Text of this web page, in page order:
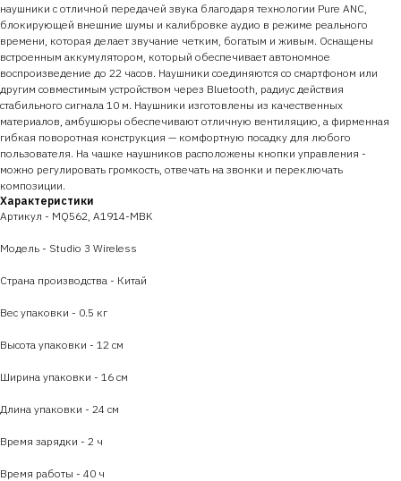
наушники с отличной передачей звука благодаря технологии Pure ANC,
блокирующей внешние шумы и калибровке аудио в режиме реального
времени, которая делает звучание четким, богатым и живым. Оснащены
встроенным аккумулятором, который обеспечивает автономное
воспроизведение до 22 часов. Наушники соединяются со смартфоном или
другим совместимым устройством через Bluetooth, радиус действия
стабильного сигнала 10 м. Наушники изготовлены из качественных
материалов, амбушюры обеспечивают отличную вентиляцию, а фирменная
гибкая поворотная конструкция — комфортную посадку для любого
пользователя. На чашке наушников расположены кнопки управления -
можно регулировать громкость, отвечать на звонки и переключать
композиции.
Характеристики
Артикул - MQ562, A1914-MBK
Модель - Studio 3 Wireless
Страна производства - Китай
Вес упаковки - 0.5 кг
Высота упаковки - 12 см
Ширина упаковки - 16 см
Длина упаковки - 24 см
Время зарядки - 2 ч
Время работы - 40 ч